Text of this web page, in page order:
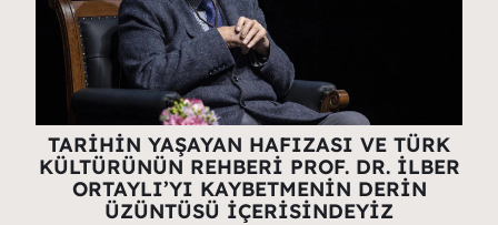
TARİHİN YAŞAYAN HAFIZASI VE TÜRK
KÜLTÜRÜNÜN REHBERİ PROF. DR. İLBER
ORTAYLI’YI KAYBETMENİN DERİN
ÜZÜNTÜSÜ İÇERİSİNDEYİZ